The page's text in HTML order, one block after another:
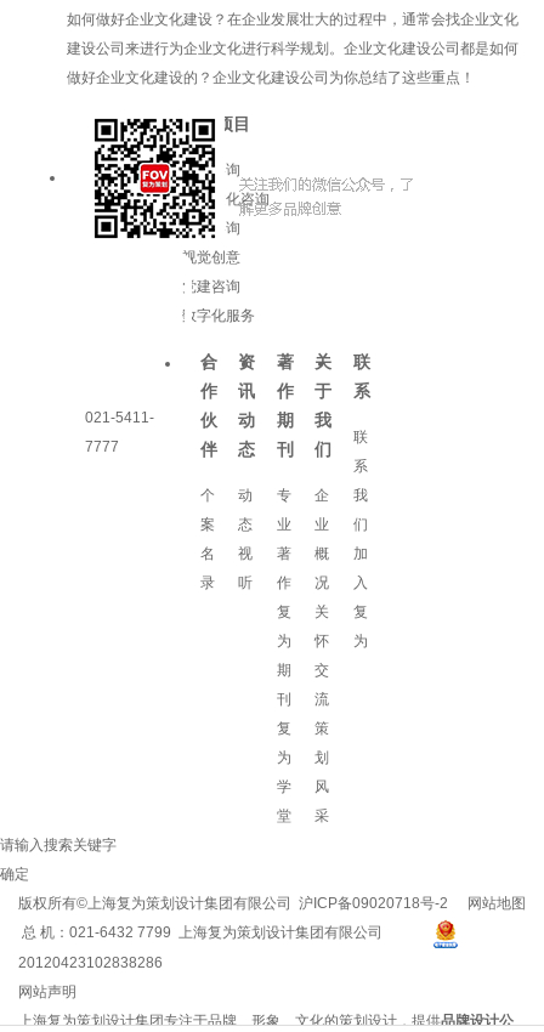
如何做好企业文化建设？在企业发展壮大的过程中，通常会找企业文化
建设公司来进行为企业文化进行科学规划。企业文化建设公司都是如何
做好企业文化建设的？企业文化建设公司为你总结了这些重点！
021-5411-
7777
服务项目
品牌咨询
企业文化咨询
增长咨询
视觉创意
党建咨询
数字化服务
合
作
伙
伴
个
案
名
录
资
讯
动
态
动
态
视
听
著
作
期
刊
专
业
著
作
复
为
期
刊
复
为
学
堂
关
于
我
们
企
业
概
况
关
怀
交
流
策
划
风
采
联
系
联
系
我
们
加
入
复
为
请输入搜索关键字
确定
网站地图
版权所有©上海复为策划设计集团有限公司 沪ICP备09020718号-2
总 机：021-6432 7799 上海复为策划设计集团有限公司
20120423102838286
网站声明
上海复为策划设计集团专注于品牌、形象、文化的策划设计，提供品牌设计公